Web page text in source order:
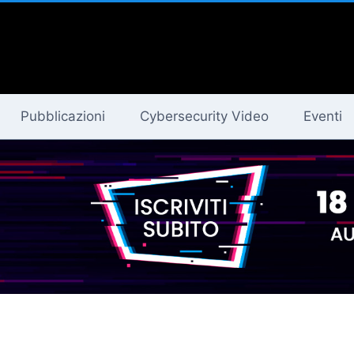
Pubblicazioni Cybersecurity Video Eventi